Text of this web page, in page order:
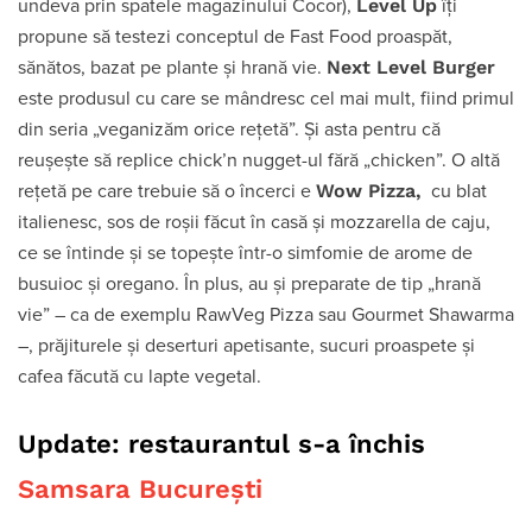
undeva prin spatele magazinului Cocor), Level Up îți
propune să testezi conceptul de Fast Food proaspăt,
sănătos, bazat pe plante și hrană vie. Next Level Burger
este produsul cu care se mândresc cel mai mult, fiind primul
din seria „veganizăm orice rețetă”. Și asta pentru că
reușește să replice chick’n nugget-ul fără „chicken”. O altă
rețetă pe care trebuie să o încerci e Wow Pizza, cu blat
italienesc, sos de roșii făcut în casă și mozzarella de caju,
ce se întinde și se topește într-o simfomie de arome de
busuioc și oregano. În plus, au și preparate de tip „hrană
vie” – ca de exemplu RawVeg Pizza sau Gourmet Shawarma
–, prăjiturele și deserturi apetisante, sucuri proaspete și
cafea făcută cu lapte vegetal.
Update: restaurantul s-a închis
Samsara București